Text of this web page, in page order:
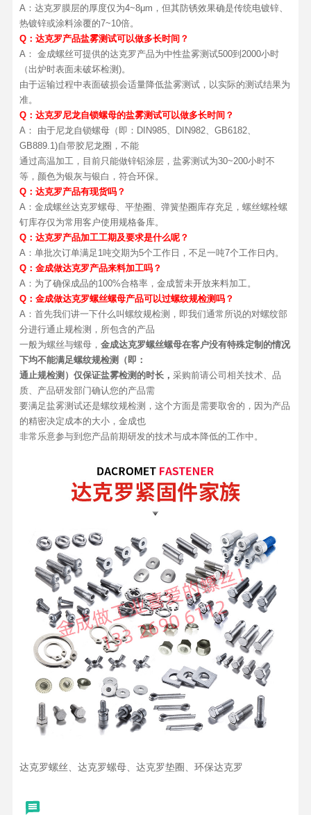
A：达克罗膜层的厚度仅为4~8μm，但其防锈效果确是传统电镀锌、
热镀锌或涂料涂覆的7~10倍。
Q：达克罗产品盐雾测试可以做多长时间？
A： 金成螺丝可提供的达克罗产品为中性盐雾测试500到2000小时
（出炉时表面未破坏检测)。
由于运输过程中表面破损会适量降低盐雾测试，以实际的测试结果为
准。
Q：达克罗尼龙自锁螺母的盐雾测试可以做多长时间？
A： 由于尼龙自锁螺母（即：DIN985、DIN982、GB6182、
GB889.1)自带胶尼龙圈，不能
通过高温加工，目前只能做锌铝涂层，盐雾测试为30~200小时不
等，颜色为银灰与银白，符合环保。
Q：达克罗产品有现货吗？
A：金成螺丝达克罗螺母、平垫圈、弹簧垫圈库存充足，螺丝螺栓螺
钉库存仅为常用客户使用规格备库。
Q：达克罗产品加工工期及要求是什么呢？
A：单批次订单满足1吨交期为5个工作日，不足一吨7个工作日内。
Q：金成做达克罗产品来料加工吗？
A：为了确保成品的100%合格率，金成暂未开放来料加工。
Q：金成做达克罗螺丝螺母产品可以过螺纹规检测吗？
A：首先我们讲一下什么叫螺纹规检测，即我们通常所说的对螺纹部
分进行通止规检测，所包含的产品
一般为螺丝与螺母， 金成达克罗螺丝螺母在客户没有特殊定制的情况
下均不能满足螺纹规检测（即：
通止规检测）仅保证盐雾检测的时长， 采购前请公司相关技术、品
质、产品研发部门确认您的产品需
要满足盐雾测试还是螺纹规检测，这个方面是需要取舍的，因为产品
的精密决定成本的大小，金成也
非常乐意参与到您产品前期研发的技术与成本降低的工作中。
达克罗螺丝、达克罗螺母、达克罗垫圈、环保达克罗